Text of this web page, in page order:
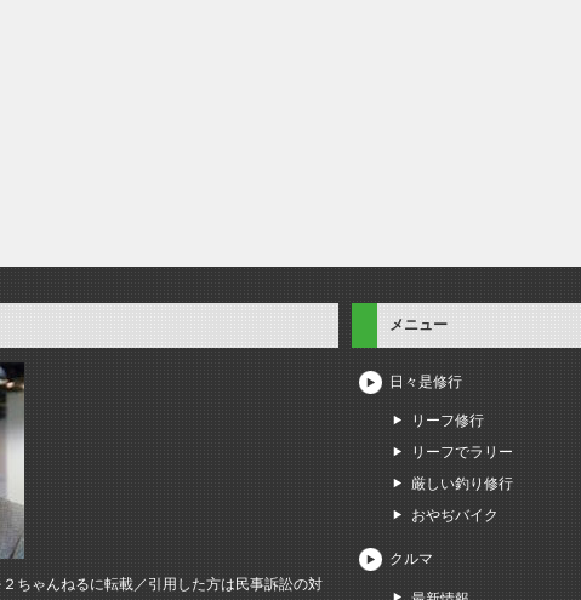
ちゃんねるに転載／引用した方は民事訴訟の対
メニュー
日々是修行
リーフ修行
リーフでラリー
厳しい釣り修行
おやぢバイク
クルマ